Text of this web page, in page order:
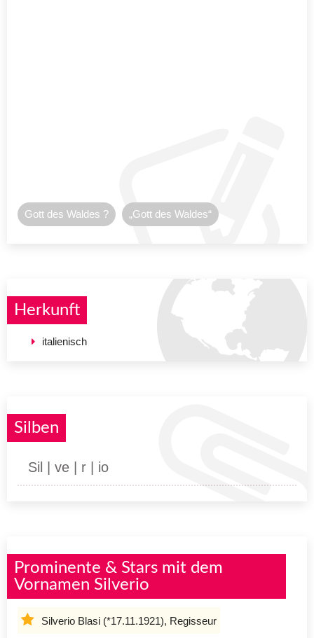
Gott des Waldes ? „Gott des Waldes“
Herkunft
italienisch
Silben
Sil | ve | r | io
Prominente & Stars mit dem
Vornamen Silverio
Silverio Blasi (*17.11.1921), Regisseur